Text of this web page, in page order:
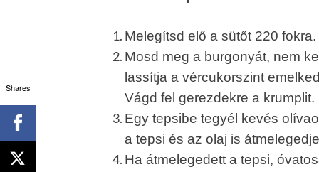
Melegítsd elő a sütőt 220 fokra.
Mosd meg a burgonyát, nem
lassítja a vércukorszint
Vágd fel gerezdekre a krumplit.
Egy tepsibe tegyél kevés
a tepsi és az olaj is
Ha átmelegedett a tepsi,
Shares